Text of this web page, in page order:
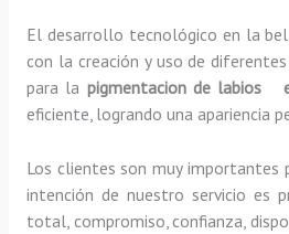
El desarrollo tecnológico en la
con la creación y uso de
para la pigmentacion de labios
eficiente, logrando una apariencia
Los clientes son muy importantes
intención de nuestro servicio es
total, compromiso, confianza,